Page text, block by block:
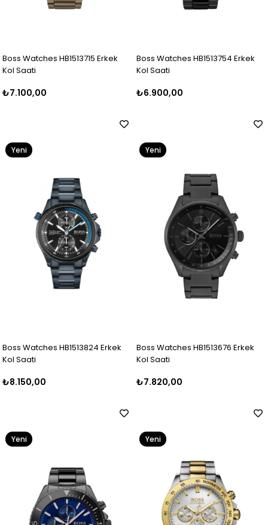
Boss Watches HB1513715 Erkek
Kol Saati
₺7.100,00
Boss Watches HB1513754 Erkek
Kol Saati
₺6.900,00
Boss Watches HB1513824 Erkek
Kol Saati
₺8.150,00
Yeni
Boss Watches HB1513676 Erkek
Kol Saati
₺7.820,00
Yeni
Yeni
Yeni